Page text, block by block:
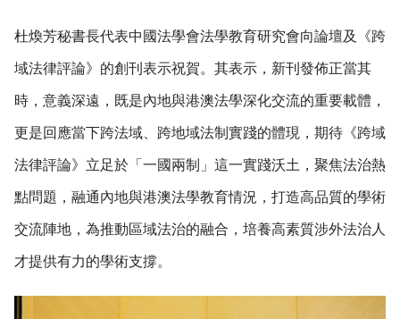
杜煥芳秘書長代表中國法學會法學教育研究會向論壇及《跨
域法律評論》的創刊表示祝賀。其表示，新刊發佈正當其
時，意義深遠，既是內地與港澳法學深化交流的重要載體，
更是回應當下跨法域、跨地域法制實踐的體現，期待《跨域
法律評論》立足於「一國兩制」這一實踐沃土，聚焦法治熱
點問題，融通內地與港澳法學教育情況，打造高品質的學術
交流陣地，為推動區域法治的融合，培養高素質涉外法治人
才提供有力的學術支撐。